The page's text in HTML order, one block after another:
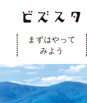
まずはやって
みよう